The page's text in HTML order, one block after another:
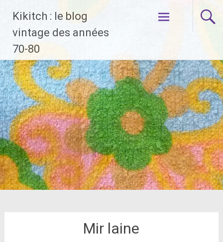
contenu
Kikitch : le blog
vintage des années
70-80
Mir laine